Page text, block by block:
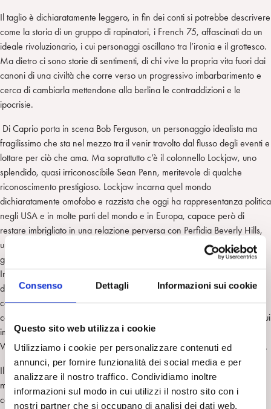
Consenso Dettagli Informazioni sui cookie
Questo sito web utilizza i cookie
Utilizziamo i cookie per personalizzare contenuti ed
annunci, per fornire funzionalità dei social media e per
analizzare il nostro traffico. Condividiamo inoltre
informazioni sul modo in cui utilizzi il nostro sito con i
nostri partner che si occupano di analisi dei dati web,
Il taglio è dichiaratamente leggero, in fin dei conti si potrebbe descrivere
come la storia di un gruppo di rapinatori, i French 75, affascinati da un
ideale rivoluzionario, i cui personaggi oscillano tra l’ironia e il grottesco.
Ma dietro ci sono storie di sentimenti, di chi vive la propria vita fuori dai
canoni di una civiltà che corre verso un progressivo imbarbarimento e
cerca di cambiarla mettendone alla berlina le contraddizioni e le
ipocrisie.
Di Caprio porta in scena Bob Ferguson, un personaggio idealista ma
fragilissimo che sta nel mezzo tra il venir travolto dal flusso degli eventi e
lottare per ciò che ama. Ma soprattutto c’è il colonnello Lockjaw, uno
splendido, quasi irriconoscibile Sean Penn, meritevole di qualche
riconoscimento prestigioso. Lockjaw incarna quel mondo
dichiaratamente omofobo e razzista che oggi ha rappresentanza politica
negli USA e in molte parti del mondo e in Europa, capace però di
restare imbrigliato in una relazione perversa con Perfidia Beverly Hills,
una ragazza di colore, interpretata da Teyana Taylor, che è a capo del
gruppo di terroristi che lui sta cercando di eliminare militarmente.
Immediatamente iconico, costantemente in bilico tra un realismo
disgustoso e una spietata parodia, Lockjaw si dibatte nelle sue
contraddizioni senza un minimo pensiero critico, in stretta
contrapposizione con i conflitti nevrotici del gruppo di rivoluzionari, le cui
imprese ricordano a volte quelle raccontate in modo esilarante da
Woody Allen ne “Il dittatore dello stato libero di Bananas” (USA, 1971).
Il ritmo del film è sostenuto da una regia che alterna piani sequenza da
manuale a sequenze action leggibili e divertenti, ma anche da una
colonna sonora (composta da Johnny Greenwood, chitarrista dei